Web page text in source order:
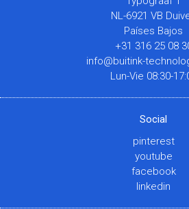
NL-6921 VB
Países Bajos
+31 316 25 08
info@buitink-
Lun-Vie 08:30-
Social
pinterest
youtube
facebook
linkedin